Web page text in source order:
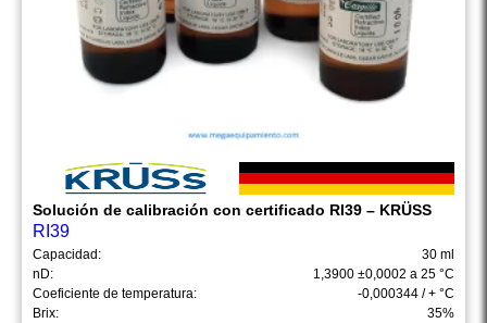
Solución de calibración con certificado RI39 – KRÜSS
RI39
Capacidad:
30 ml
nD:
1,3900 ±0,0002 a 25 °C
Coeficiente de temperatura:
-0,000344 / + °C
Brix:
35%